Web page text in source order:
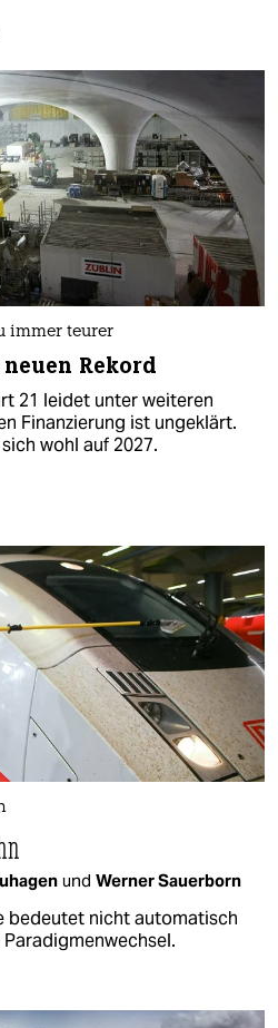
immer teurer
Rekord
21 leidet unter weiteren
Finanzierung ist ungeklärt.
wohl auf 2027.
und Werner Sauerborn
bedeutet nicht automatisch